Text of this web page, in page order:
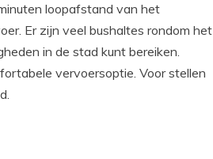
loopafstand van het
Er zijn veel bushaltes rondom het
in de stad kunt bereiken.
vervoersoptie. Voor stellen